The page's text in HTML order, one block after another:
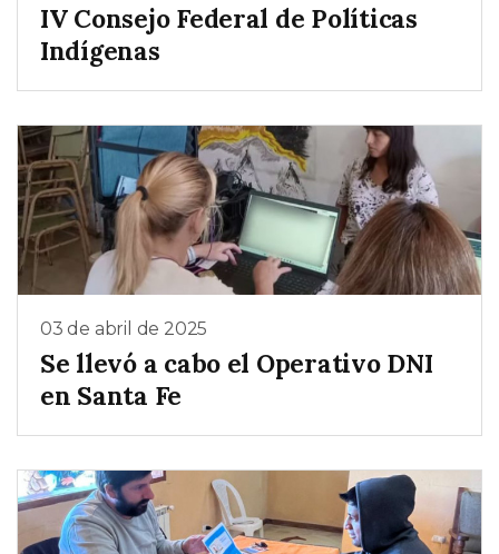
IV Consejo Federal de Políticas
Indígenas
03 de abril de 2025
Se llevó a cabo el Operativo DNI
en Santa Fe